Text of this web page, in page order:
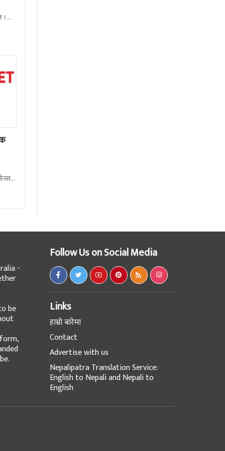
।
-
be
Follow Us on Social Media
Links
हाम्रो बारेमा
Contact
Advertise with us
Nepalipatra Translation Service:
English to Nepali and Nepali to
English